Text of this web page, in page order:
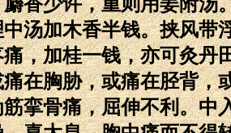
汤加木香半钱。挟风
，加桂一钱，亦可灸
在胸胁，或痛在胫背
挛骨痛，屈伸不利。